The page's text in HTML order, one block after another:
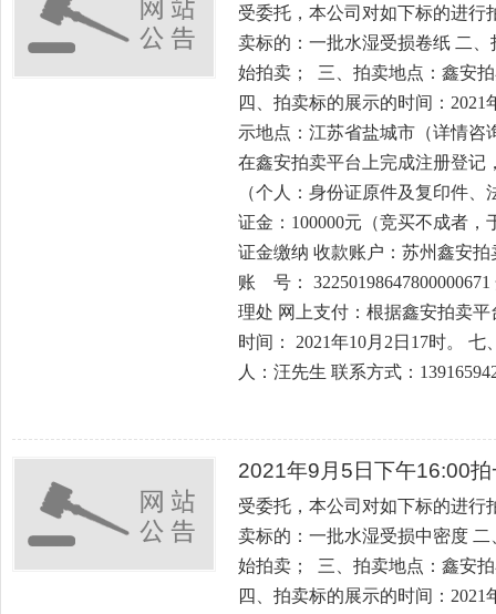
受委托，本公司对如下标的进行
卖标的：一批水湿受损卷纸 二、
始拍卖； 三、拍卖地点：鑫安
四、拍卖标的展示的时间：2021
示地点：江苏省盐城市（详情咨
在鑫安拍卖平台上完成注册登记
（个人：身份证原件及复印件
证金：100000元（竞买不成者
证金缴纳 收款账户：苏州鑫安拍
账 号：
理处 网上支付：根据鑫安拍卖
时间： 2021年10月2日17时。
人：汪先生 联系方式：
2021年9月5日下午16:00
受委托，本公司对如下标的进行
卖标的：一批水湿受损中密度 二
始拍卖； 三、拍卖地点：鑫安
四、拍卖标的展示的时间：2021